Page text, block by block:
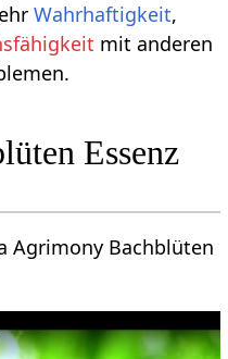
Wahrhaftigkeit,
mit anderen
Essenz
Agrimony Bachblüten